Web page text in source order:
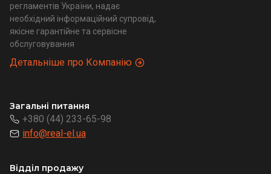
регламентів України, надає
необхідний інформаційний супровід,
якісне гарантійне та сервісне
обслуговування
Детальніше про Компанію
Загальні питання
+380 (44) 233-65-98
info@real-el.ua
Відділ продажу